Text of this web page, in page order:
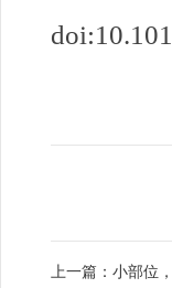
上一篇： 小部位，